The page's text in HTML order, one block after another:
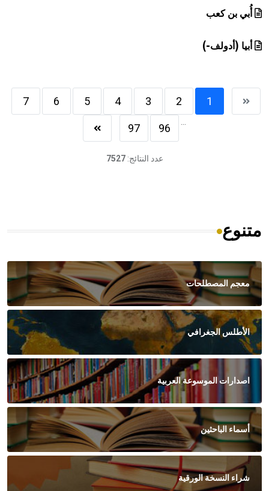
أُبي بن كعب
أبيا (أدولف-)
1
2
3
4
5
6
7
...
96
97
عدد النتائج:7527
متنوع
معجم المصطلحات
الأطلس الجغرافي
اصدارات الموسوعة العربية
أسماء الباحثين
شراء النسخة الورقية